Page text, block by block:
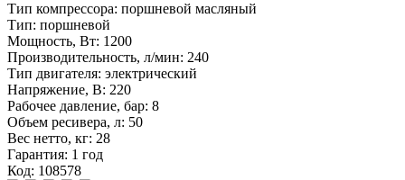
Тип компрессора: поршневой масляный
Тип: поршневой
Мощность, Вт: 1200
Производительность, л/мин: 240
Тип двигателя: электрический
Напряжение, В: 220
Рабочее давление, бар: 8
Объем ресивера, л: 50
Вес нетто, кг: 28
Гарантия: 1 год
Код: 108578